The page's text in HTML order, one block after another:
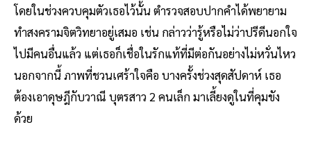
โดยในช่วงควบคุมตัวเธอไว้นั้น ตำรวจสอบปากคำได้พยายาม
ทำสงครามจิตวิทยาอยู่เสมอ เช่น กล่าวว่ารู้หรือไม่ว่าปรีดีนอกใจ
ไปมีคนอื่นแล้ว แต่เธอก็เชื่อในรักแท้ที่มีต่อกันอย่างไม่หวั่นไหว
นอกจากนี้ ภาพที่ชวนเศร้าใจคือ บางครั้งช่วงสุดสัปดาห์ เธอ
ต้องเอาดุษฎีกับวาณี บุตรสาว 2 คนเล็ก มาเลี้ยงดูในที่คุมขัง
ด้วย